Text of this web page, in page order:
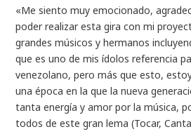
«Me siento muy emocionado,
poder realizar esta gira con mi
grandes músicos y hermanos
que es uno de mis ídolos referencia
venezolano, pero más que esto,
una época en la que la nueva
tanta energía y amor por la música,
todos de este gran lema (Tocar,